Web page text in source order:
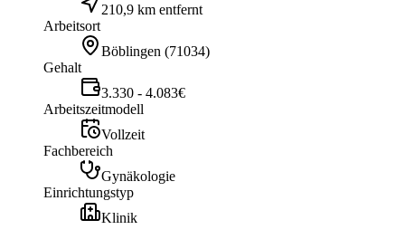
210,9 km entfernt
Arbeitsort
Böblingen (71034)
Gehalt
3.330 - 4.083€
Arbeitszeitmodell
Vollzeit
Fachbereich
Gynäkologie
Einrichtungstyp
Klinik